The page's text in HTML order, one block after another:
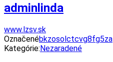
adminlinda
www.lzsv.sk
Označenébkzosolctcvg8fg5za
Kategórie:Nezaradené